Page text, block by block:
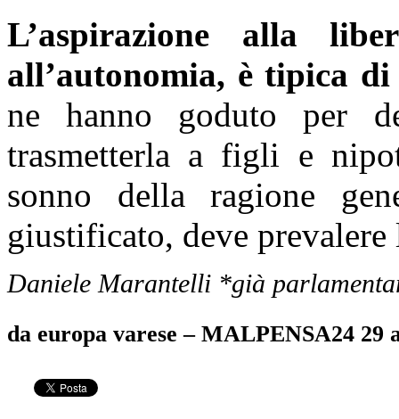
L’aspirazione alla
all’autonomia, è tipica
ne hanno goduto per
trasmetterla a figli e
sonno della ragione
giustificato, deve
Daniele Marantelli *già
da europa varese – MALPENSA24 29